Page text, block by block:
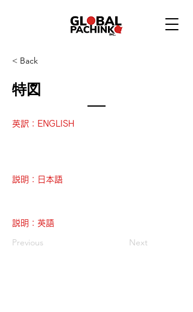
< Back
特図
英訳：ENGLISH
説明：日本語
説明：英語
Previous Next